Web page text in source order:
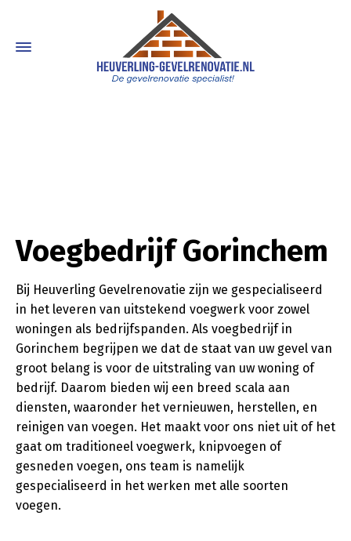
Voegbedrijf Gorinchem
Bij Heuverling Gevelrenovatie zijn we gespecialiseerd
in het leveren van uitstekend voegwerk voor zowel
woningen als bedrijfspanden. Als voegbedrijf in
Gorinchem begrijpen we dat de staat van uw gevel van
groot belang is voor de uitstraling van uw woning of
bedrijf. Daarom bieden wij een breed scala aan
diensten, waaronder het vernieuwen, herstellen, en
reinigen van voegen. Het maakt voor ons niet uit of het
gaat om traditioneel voegwerk, knipvoegen of
gesneden voegen, ons team is namelijk
gespecialiseerd in het werken met alle soorten
voegen.